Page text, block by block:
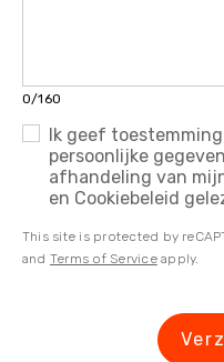
0/160
Ik geef
persoonlijke
afhandeling van
en Cookiebeleid
This site is protected by
and Terms of Serviceapply.